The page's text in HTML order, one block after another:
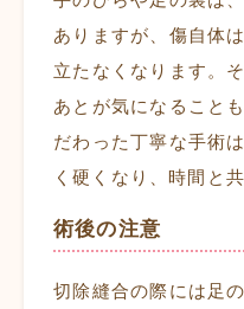
ありますが、傷自体
立たなくなります。
あとが気になること
だわった丁寧な手術
く硬くなり、時間と
術後の注意
切除縫合の際には足